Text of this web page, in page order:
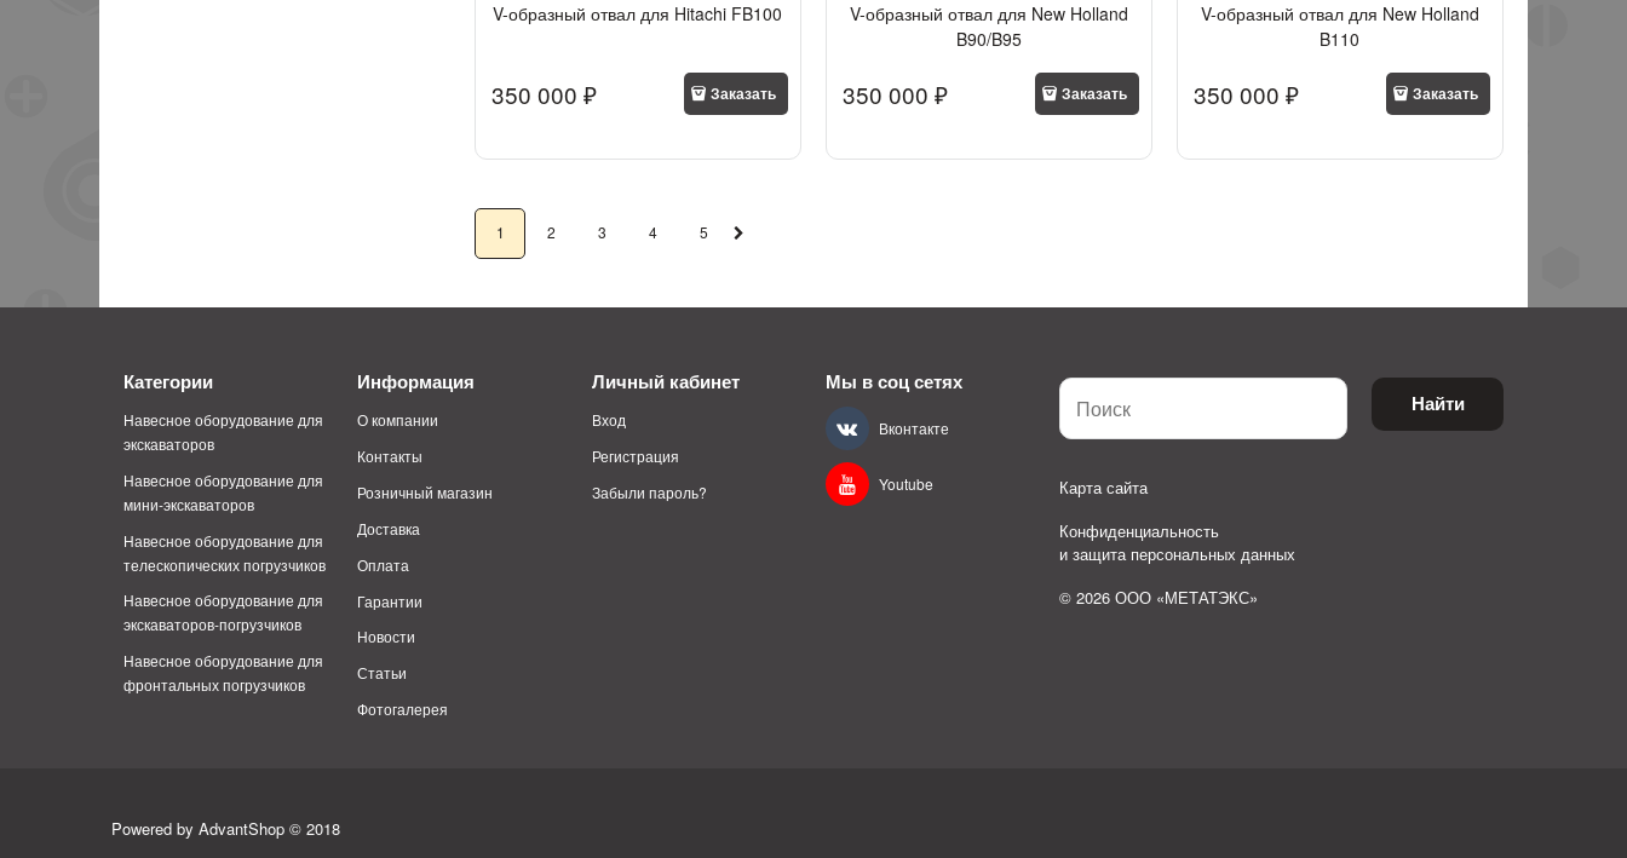
V-образный отвал для Hitachi FB100
350 000 ₽ Заказать
V-образный отвал для New Holland
B90/B95
350 000 ₽ Заказать
V-образный отвал для New Holland
B110
350 000 ₽ Заказать
1 2 3 4 5
Категории
Навесное оборудование для
экскаваторов
Навесное оборудование для
мини-экскаваторов
Навесное оборудование для
телескопических погрузчиков
Навесное оборудование для
экскаваторов-погрузчиков
Навесное оборудование для
фронтальных погрузчиков
Информация
О компании
Контакты
Розничный магазин
Доставка
Оплата
Гарантии
Новости
Статьи
Фотогалерея
Личный кабинет
Вход
Регистрация
Забыли пароль?
Мы в соц сетях
Вконтакте
Youtube
Найти
Карта сайта
Конфиденциальность
и защита персональных данных
© 2026 ООО «МЕТАТЭКС»
Powered by AdvantShop © 2018